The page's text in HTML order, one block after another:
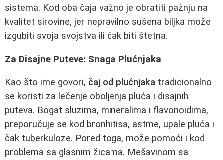
sistema. Kod oba čaja važno je obratiti pažnju na
kvalitet sirovine, jer nepravilno sušena biljka može
izgubiti svoja svojstva ili čak biti štetna.
Za Disajne Puteve: Snaga Plućnjaka
Kao što ime govori, čaj od plućnjaka tradicionalno
se koristi za lečenje oboljenja pluća i disajnih
puteva. Bogat sluzima, mineralima i flavonoidima,
preporučuje se kod bronhitisa, astme, upale pluća i
čak tuberkuloze. Pored toga, može pomoći i kod
problema sa glasnim žicama. Mešavinom sa